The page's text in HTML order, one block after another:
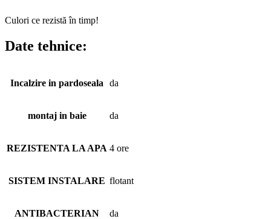
Culori ce rezistă în timp!
Date tehnice:
Incalzire in pardoseala da
montaj in baie da
REZISTENTA LA APA 4 ore
SISTEM INSTALARE flotant
ANTIBACTERIAN da